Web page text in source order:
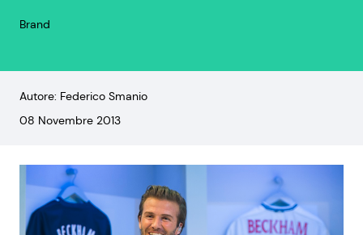
Brand
Autore: Federico Smanio
08 Novembre 2013